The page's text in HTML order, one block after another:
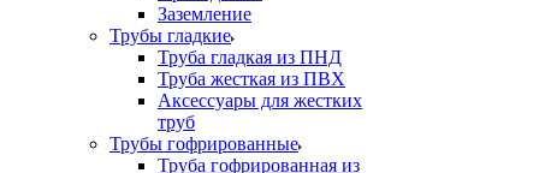
Заземление
Трубы гладкие
Труба гладкая из ПНД
Труба жесткая из ПВХ
Аксессуары для жестких
труб
Трубы гофрированные
Труба гофрированная из